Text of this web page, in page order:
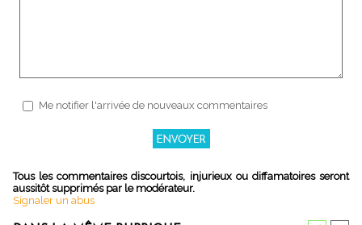
Me notifier l'arrivée de nouveaux commentaires
Tous les commentaires discourtois, injurieux ou diffamatoires seront
aussitôt supprimés par le modérateur.
Signaler un abus